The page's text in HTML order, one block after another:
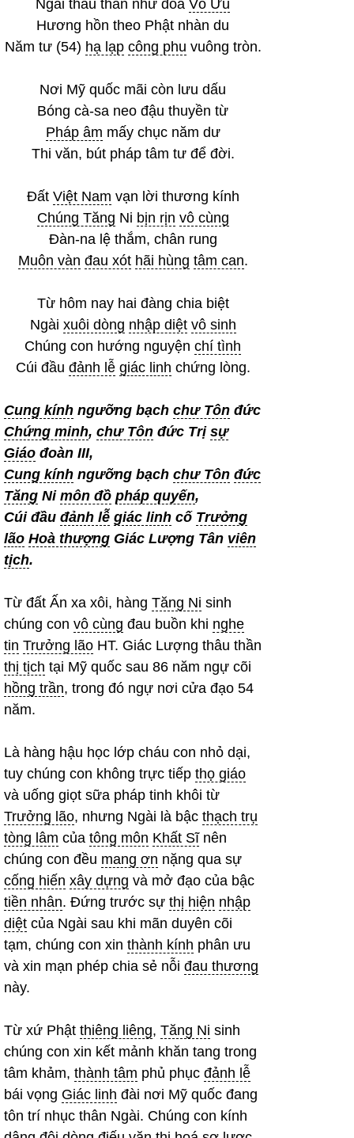
Ngài thâu thần như đoá Vô Ưu
Hương hồn theo Phật nhàn du
Năm tư (54) hạ lạp công phu vuông tròn.
Nơi Mỹ quốc mãi còn lưu dấu
Bóng cà-sa neo đậu thuyền từ
Pháp âm mấy chục năm dư
Thi văn, bút pháp tâm tư để đời.
Đất Việt Nam vạn lời thương kính
Chúng Tăng Ni bịn rịn vô cùng
Đàn-na lệ thắm, chân rung
Muôn vàn đau xót hãi hùng tâm can.
Từ hôm nay hai đàng chia biệt
Ngài xuôi dòng nhập diệt vô sinh
Chúng con hướng nguyện chí tình
Cúi đầu đảnh lễ giác linh chứng lòng.
Cung kính ngưỡng bạch chư Tôn đức
Chứng minh, chư Tôn đức Trị sự
Giáo đoàn III,
Cung kính ngưỡng bạch chư Tôn đức
Tăng Ni môn đồ pháp quyến,
Cúi đầu đảnh lễ giác linh cố Trưởng
lão Hoà thượng Giác Lượng Tân viên
tịch.
Từ đất Ấn xa xôi, hàng Tăng Ni sinh
chúng con vô cùng đau buồn khi nghe
tin Trưởng lão HT. Giác Lượng thâu thần
thị tịch tại Mỹ quốc sau 86 năm ngự cõi
hồng trần, trong đó ngự nơi cửa đạo 54
năm.
Là hàng hậu học lớp cháu con nhỏ dại,
tuy chúng con không trực tiếp thọ giáo
và uống giọt sữa pháp tinh khôi từ
Trưởng lão, nhưng Ngài là bậc thạch trụ
tòng lâm của tông môn Khất Sĩnên
chúng con đều mang ơn nặng qua sự
cống hiến xây dựng và mở đạo của bậc
tiền nhân. Đứng trước sự thị hiện nhập
diệt của Ngài sau khi mãn duyên cõi
tạm, chúng con xin thành kính phân ưu
và xin mạn phép chia sẻ nỗi đau thương
này.
Từ xứ Phật thiêng liêng, Tăng Ni sinh
chúng con xin kết mảnh khăn tang trong
tâm khảm, thành tâm phủ phục đảnh lễ
bái vọng Giác linh đài nơi Mỹ quốc đang
tôn trí nhục thân Ngài. Chúng con kính